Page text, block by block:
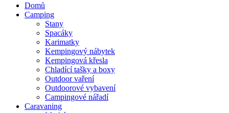
Domů
Camping
Stany
Spacáky
Karimatky
Kempingový nábytek
Kempingová křesla
Chladící tašky a boxy
Outdoor vaření
Outdoorové vybavení
Campingové nářadí
Caravaning